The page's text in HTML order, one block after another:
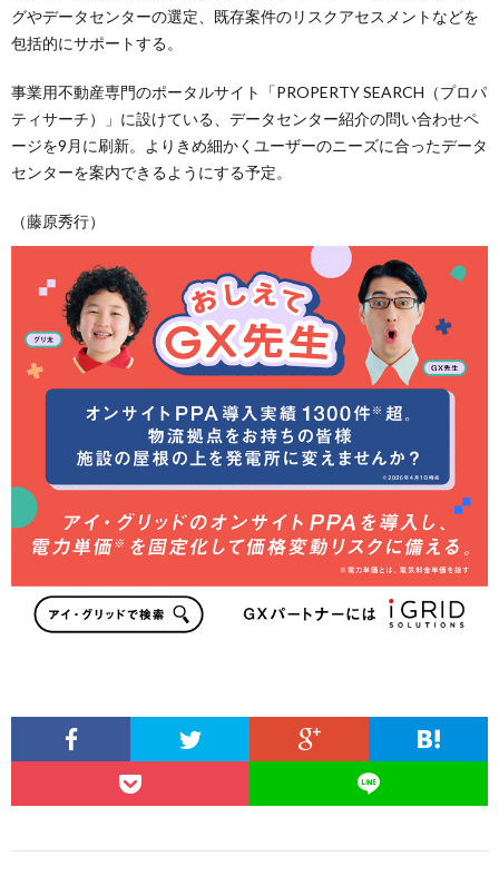
グやデータセンターの選定、既存案件のリスクアセスメントなどを
包括的にサポートする。
事業用不動産専門のポータルサイト「PROPERTY SEARCH（プロパ
ティサーチ）」に設けている、データセンター紹介の問い合わせペ
ージを9月に刷新。よりきめ細かくユーザーのニーズに合ったデータ
センターを案内できるようにする予定。
（藤原秀行）